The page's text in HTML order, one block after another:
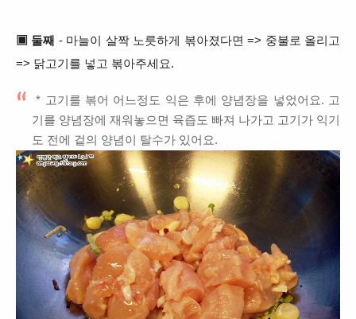
▣ 둘째 - 마늘이 살짝 노릇하게 볶아졌다면 => 중불로 올리고
=> 닭고기를 넣고 볶아주세요.
* 고기를 볶어 어느정도 익은 후에 양념장을 넣었어요. 고
기를 양념장에 재워놓으면 육즙도 빠져 나가고 고기가 익기
도 전에 겉의 양념이 탈수가 있어요.